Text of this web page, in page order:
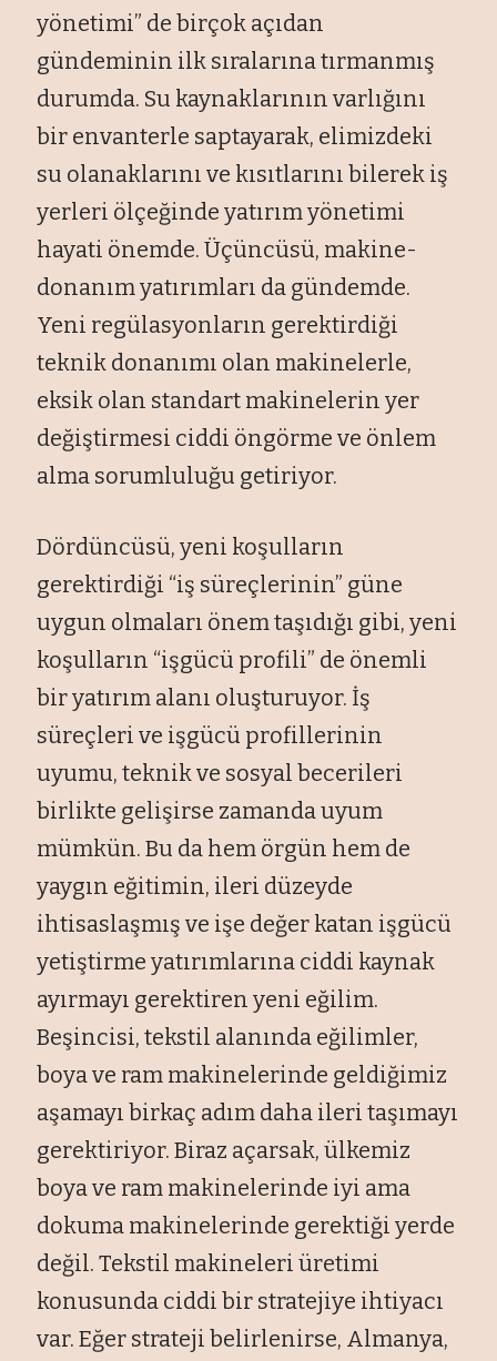
yönetimi” de birçok açıdan
gündeminin ilk sıralarına tırmanmış
durumda. Su kaynaklarının varlığını
bir envanterle saptayarak, elimizdeki
su olanaklarını ve kısıtlarını bilerek iş
yerleri ölçeğinde yatırım yönetimi
hayati önemde. Üçüncüsü, makine-
donanım yatırımları da gündemde.
Yeni regülasyonların gerektirdiği
teknik donanımı olan makinelerle,
eksik olan standart makinelerin yer
değiştirmesi ciddi öngörme ve önlem
alma sorumluluğu getiriyor.
Dördüncüsü, yeni koşulların
gerektirdiği “iş süreçlerinin” güne
uygun olmaları önem taşıdığı gibi, yeni
koşulların “işgücü profili” de önemli
bir yatırım alanı oluşturuyor. İş
süreçleri ve işgücü profillerinin
uyumu, teknik ve sosyal becerileri
birlikte gelişirse zamanda uyum
mümkün. Bu da hem örgün hem de
yaygın eğitimin, ileri düzeyde
ihtisaslaşmış ve işe değer katan işgücü
yetiştirme yatırımlarına ciddi kaynak
ayırmayı gerektiren yeni eğilim.
Beşincisi, tekstil alanında eğilimler,
boya ve ram makinelerinde geldiğimiz
aşamayı birkaç adım daha ileri taşımayı
gerektiriyor. Biraz açarsak, ülkemiz
boya ve ram makinelerinde iyi ama
dokuma makinelerinde gerektiği yerde
değil. Tekstil makineleri üretimi
konusunda ciddi bir stratejiye ihtiyacı
var. Eğer strateji belirlenirse, Almanya,